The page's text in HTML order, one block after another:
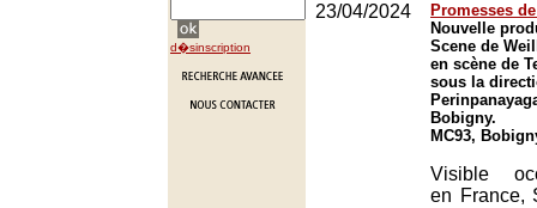
d�sinscription
23/04/2024
Promesses
Nouvelle
Scene de
en scène de
sous la
Bobigny.
MC93,
Visible
en France,